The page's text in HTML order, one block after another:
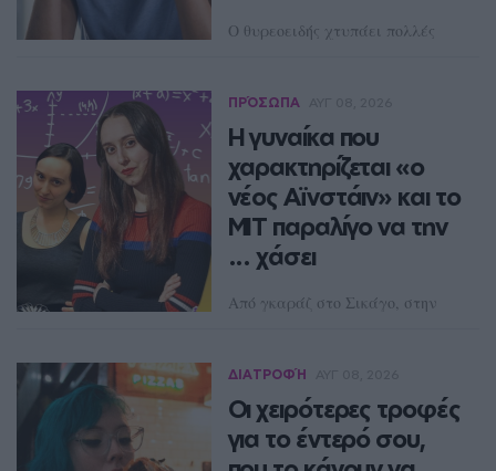
Ο θυρεοειδής χτυπάει πολλές
ΔΈΣΠΟΙΝΑ ΠΟΛΥΧΡΟΝΊΔΟΥ
ΠΡΌΣΩΠΑ
Η γυναίκα που
χαρακτηρίζεται «ο
νέος Αϊνστάιν» και το
MIT παραλίγο να την
... χάσει
Από γκαράζ στο Σικάγο, στην
ΔΈΣΠΟΙΝΑ ΠΟΛΥΧΡΟΝΊΔΟΥ
ΔΙΑΤΡΟΦΉ
Οι χειρότερες τροφές
για το έντερό σου,